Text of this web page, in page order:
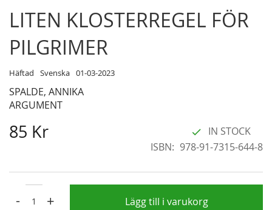
LITEN KLOSTERREGEL FÖR
PILGRIMER
Häftad Svenska 01-03-2023
SPALDE, ANNIKA
ARGUMENT
85 Kr
IN STOCK
ISBN
978-91-7315-644-8
- + Lägg till i varukorg
Skip
to
the
beginning
the
images
gallery